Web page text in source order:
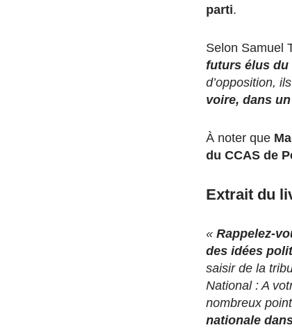
parti.
Selon Samuel
futurs élus du
d’opposition,
voire, dans
À noter que
du CCAS de
Extrait du
« Rappelez-
des idées
saisir de la
National : A
nombreux
nationale